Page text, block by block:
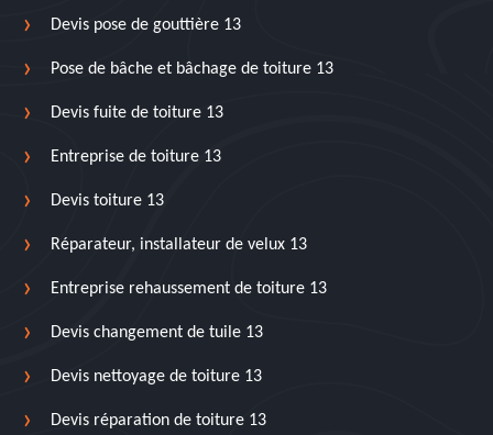
Devis pose de gouttière 13
Pose de bâche et bâchage de toiture 13
Devis fuite de toiture 13
Entreprise de toiture 13
Devis toiture 13
Réparateur, installateur de velux 13
Entreprise rehaussement de toiture 13
Devis changement de tuile 13
Devis nettoyage de toiture 13
Devis réparation de toiture 13